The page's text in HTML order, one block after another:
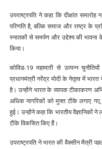
उपराष्ट्रपति ने कहा कि दीक्षांत
परिणति है, बल्कि समाज और राष्ट्र के
स्नातकों से समर्पण और उद्देश्य की
किया।
कोविड-19 महामारी से उत्पन्न
प्रधानमंत्री नरेंद्र मोदी के नेतृत्व में भारत
है। उन्होंने भारत के व्यापक टीकाकरण
अधिक नागरिकों को मुफ्त टीके लगाए
हुई। उन्होंने कहा कि भारतीय वैज्ञानिकों
टीके विकसित किए हैं।
उपराष्ट्रपति ने भारत की वैक्सीन मैत्री